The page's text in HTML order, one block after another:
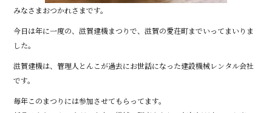
みなさまおつかれさまです。
今日は年に一度の、滋賀建機まつりで、滋賀の愛荘町までいってまいりま
した。
滋賀建機は、管理人とんこが過去にお世話になった建設機械レンタル会社
です。
毎年このまつりには参加させてもらってます。